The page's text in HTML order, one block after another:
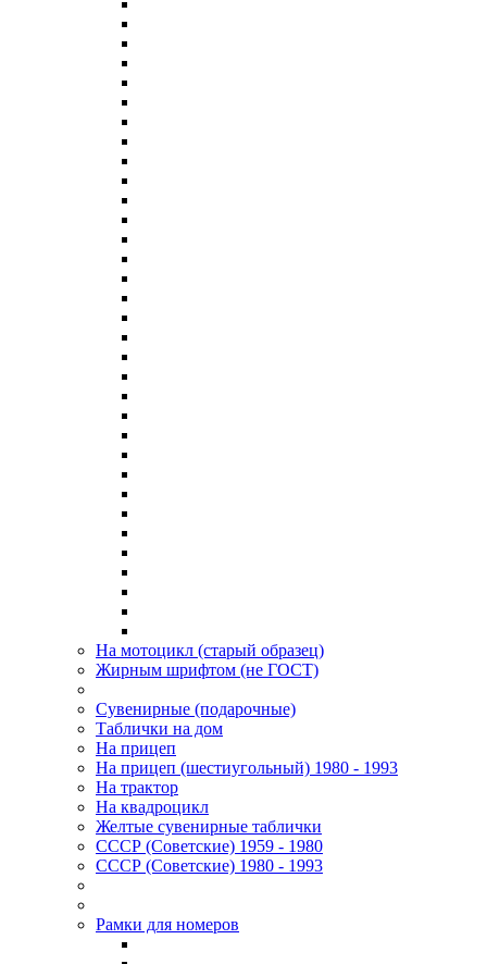
На мотоцикл (старый образец)
Жирным шрифтом (не ГОСТ)
Сувенирные (подарочные)
Таблички на дом
На прицеп
На прицеп (шестиугольный) 1980 - 1993
На трактор
На квадроцикл
Желтые сувенирные таблички
СССР (Советские) 1959 - 1980
СССР (Советские) 1980 - 1993
Рамки для номеров